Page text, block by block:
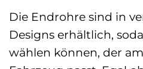
Die Endrohre sind in
Designs erhältlich,
wählen können, der